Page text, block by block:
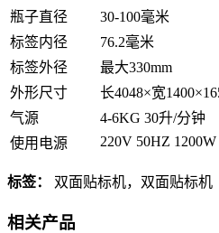
瓶子直径
30-100毫米
标签内径
76.2毫米
标签外径
最大330mm
外形尺寸
长4048×宽
气源
4-6KG 30升/分钟
使用电源
220V 50HZ 1200W
标签： 双面贴标机，双面贴标机
相关产品